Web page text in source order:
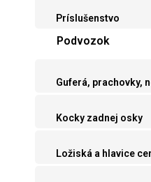
Príslušenstvo
Podvozok
Guferá, prachovky,
Kocky zadnej osky
Ložiská a hlavice